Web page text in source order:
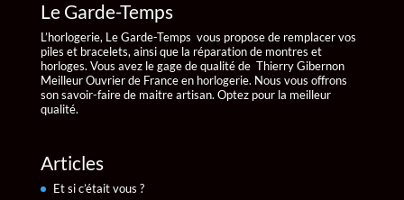
Le Garde-Temps
L’horlogerie, Le Garde-Temps vous propose de remplacer vos
piles et bracelets, ainsi que la réparation de montres et
horloges. Vous avez le gage de qualité de Thierry Gibernon
Meilleur Ouvrier de France en horlogerie. Nous vous offrons
son savoir-faire de maitre artisan. Optez pour la meilleur
qualité.
Articles
Et si c’était vous ?